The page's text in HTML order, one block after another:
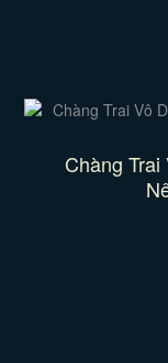
Chàng Trai